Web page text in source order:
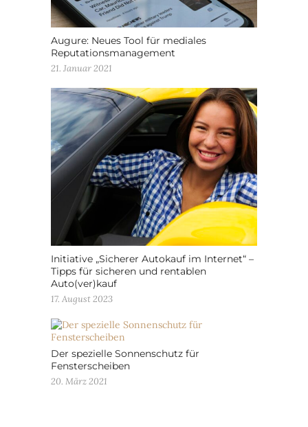
Augure: Neues Tool für mediales
Reputationsmanagement
21. Januar 2021
Initiative „Sicherer Autokauf im Internet“ –
Tipps für sicheren und rentablen
Auto(ver)kauf
17. August 2023
Der spezielle Sonnenschutz für
Fensterscheiben
20. März 2021